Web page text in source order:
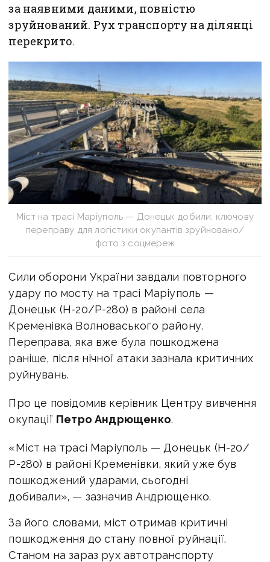
за наявними даними, повністю
зруйнований. Рух транспорту на ділянці
перекрито.
Міст на трасі Маріуполь — Донецьк добили: ключову
переправу для логістики окупантів зруйновано/
фото з соцмереж
Сили оборони України завдали повторного
удару по мосту на трасі Маріуполь —
Донецьк (Н-20/Р-280) в районі села
Кременівка Волноваського району.
Переправа, яка вже була пошкоджена
раніше, після нічної атаки зазнала критичних
руйнувань.
Про це повідомив керівник Центру вивчення
окупації Петро Андрющенко.
«Міст на трасі Маріуполь — Донецьк (Н-20/
Р-280) в районі Кременівки, який уже був
пошкоджений ударами, сьогодні
добивали», — зазначив Андрющенко.
За його словами, міст отримав критичні
пошкодження до стану повної руйнації.
Станом на зараз рух автотранспорту